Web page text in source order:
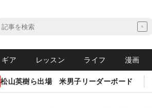
ギア レッスン ライフ 漫画
松山英樹ら出場 米男子リーダーボード